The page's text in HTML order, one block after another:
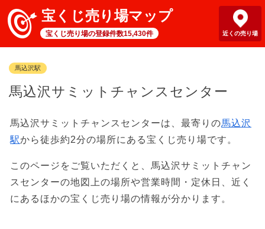
宝くじ売り場マップ
宝くじ売り場の登録件数15,430件 近くの売り場
馬込沢駅
馬込沢サミットチャンスセンター
馬込沢サミットチャンスセンターは、最寄りの馬込沢
駅から徒歩約2分の場所にある宝くじ売り場です。
このページをご覧いただくと、馬込沢サミットチャン
スセンターの地図上の場所や営業時間・定休日、近く
にあるほかの宝くじ売り場の情報が分かります。